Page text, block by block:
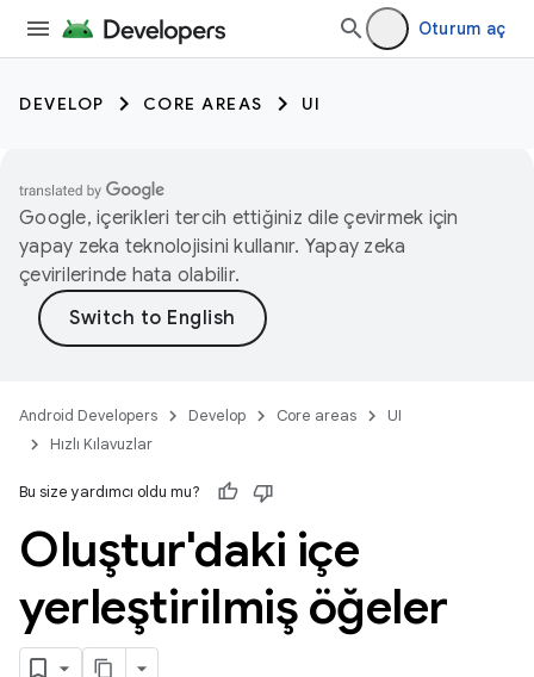
Oturum aç
DEVELOP CORE AREAS UI
Google, içerikleri tercih ettiğiniz dile çevirmek için
yapay zeka teknolojisini kullanır. Yapay zeka
çevirilerinde hata olabilir.
Android Developers Develop Core areas
UI
Hızlı Kılavuzlar
Bu size yardımcı oldu mu?
Oluştur'daki içe
yerleştirilmiş öğeler